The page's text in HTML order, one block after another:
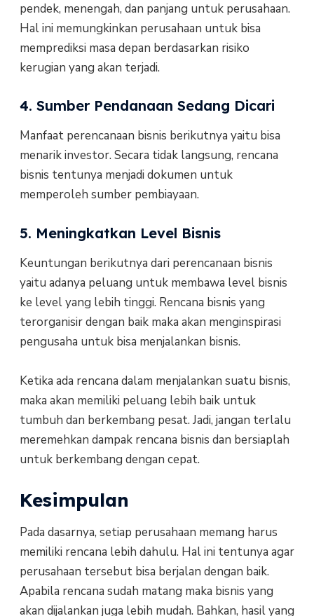
pendek, menengah, dan panjang untuk perusahaan.
Hal ini memungkinkan perusahaan untuk bisa
memprediksi masa depan berdasarkan risiko
kerugian yang akan terjadi.
4. Sumber Pendanaan Sedang Dicari
Manfaat perencanaan bisnis berikutnya yaitu bisa
menarik investor. Secara tidak langsung, rencana
bisnis tentunya menjadi dokumen untuk
memperoleh sumber pembiayaan.
5. Meningkatkan Level Bisnis
Keuntungan berikutnya dari perencanaan bisnis
yaitu adanya peluang untuk membawa level bisnis
ke level yang lebih tinggi. Rencana bisnis yang
terorganisir dengan baik maka akan menginspirasi
pengusaha untuk bisa menjalankan bisnis.
Ketika ada rencana dalam menjalankan suatu bisnis,
maka akan memiliki peluang lebih baik untuk
tumbuh dan berkembang pesat. Jadi, jangan terlalu
meremehkan dampak rencana bisnis dan bersiaplah
untuk berkembang dengan cepat.
Kesimpulan
Pada dasarnya, setiap perusahaan memang harus
memiliki rencana lebih dahulu. Hal ini tentunya agar
perusahaan tersebut bisa berjalan dengan baik.
Apabila rencana sudah matang maka bisnis yang
akan dijalankan juga lebih mudah. Bahkan, hasil yang